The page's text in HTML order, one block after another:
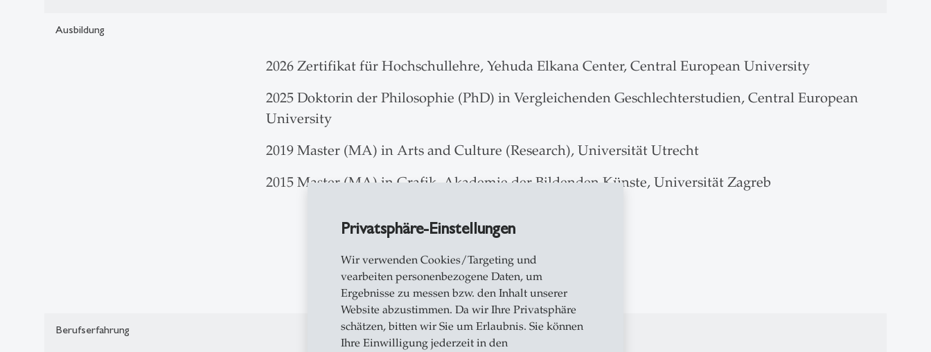
Privatsphäre-Einstellungen
Wir verwenden Cookies/Targeting und
vearbeiten personenbezogene Daten, um
Ergebnisse zu messen bzw. den Inhalt unserer
Website abzustimmen. Da wir Ihre Privatsphäre
schätzen, bitten wir Sie um Erlaubnis. Sie können
Ihre Einwilligung jederzeit in den
Ausbildung
2026 Zertifikat für Hochschullehre, Yehuda Elkana Center, Central European University
2025 Doktorin der Philosophie (PhD) in Vergleichenden Geschlechterstudien, Central European
University
2019 Master (MA) in Arts and Culture (Research), Universität Utrecht
2015 Master (MA) in Grafik, Akademie der Bildenden Künste, Universität Zagreb
Berufserfahrung